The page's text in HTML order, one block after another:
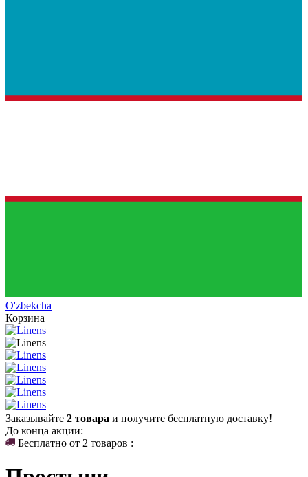
O'zbekcha
Корзина
Заказывайте 2 товара и получите бесплатную доставку!
До конца акции:
Бесплатно от 2 товаров :